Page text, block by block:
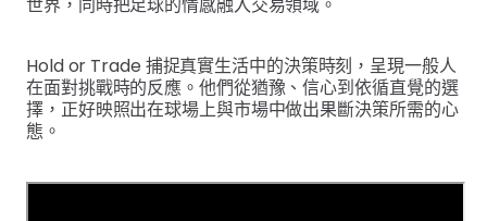
Hold or Trade 捕捉真實生活中的決策時刻，呈現一般人
在面對挑戰時的反應。他們從猶豫、信心到依循直覺的選
擇，正好映照出在球場上與市場中做出果斷決策所需的心
態。